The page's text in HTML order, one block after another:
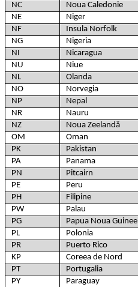
NC
Noua Caledonie
NE
Niger
NF
Insula Norfolk
NG
Nigeria
NI
Nicaragua
NU
Niue
NL
Olanda
NO
Norvegia
NP
Nepal
NR
Nauru
NZ
Noua Zeelandă
OM
Oman
PK
Pakistan
PA
Panama
PN
Pitcairn
PE
Peru
PH
Filipine
PW
Palau
PG
Papua Noua Guinee
PL
Polonia
PR
Puerto Rico
KP
Coreea de Nord
PT
Portugalia
PY
Paraguay